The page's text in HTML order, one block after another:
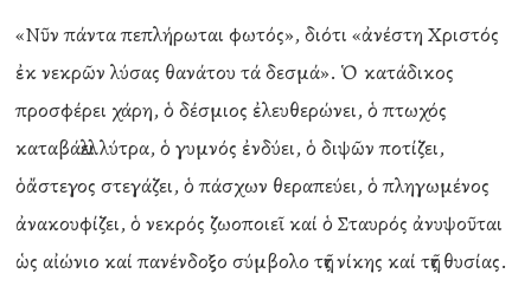
«Νῦν πάντα πεπλήρωται φωτός», διότι «ἀνέστη Χριστός
ἐκ νεκρῶν λύσας θανάτου τά δεσμά». Ὁ κατάδικος
προσφέρει χάρη, ὁ δέσμιος ἐλευθερώνει, ὁ πτωχός
καταβάλλει λύτρα, ὁ γυμνός ἐνδύει, ὁ διψῶν ποτίζει,
ὁἄστεγος στεγάζει, ὁ πάσχων θεραπεύει, ὁ πληγωμένος
ἀνακουφίζει, ὁ νεκρός ζωοποιεῖ καί ὁ Σταυρός ἀνυψοῦται
ὡς αἰώνιο καί πανένδοξο σύμβολο τῆς νίκης καί τῆς θυσίας.